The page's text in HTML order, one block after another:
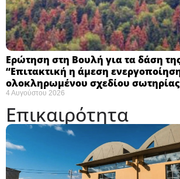
Ερώτηση στη Βουλή για τα δάση
“Eπιτακτική η άμεση
ολοκληρωμένου σχεδίου
4 Αυγούστου 2026
Επικαιρότητα